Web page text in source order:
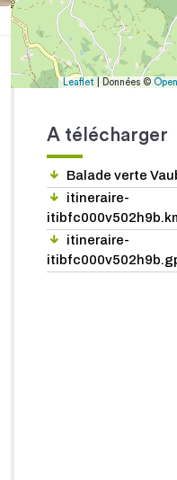
Leaflet | Données ©
A télécharger
Balade verte
itineraire-
itineraire-